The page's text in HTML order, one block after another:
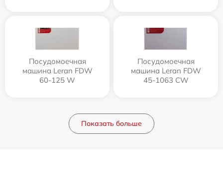
Посудомоечная
машина Leran FDW
60-125 W
Посудомоечная
машина Leran FDW
45-1063 CW
Показать больше